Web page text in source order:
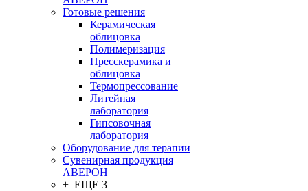
Готовые решения
Керамическая
облицовка
Полимеризация
Пресскерамика и
облицовка
Термопрессование
Литейная
лаборатория
Гипсовочная
лаборатория
Оборудование для терапии
Сувенирная продукция
АВЕРОН
+ ЕЩЕ 3